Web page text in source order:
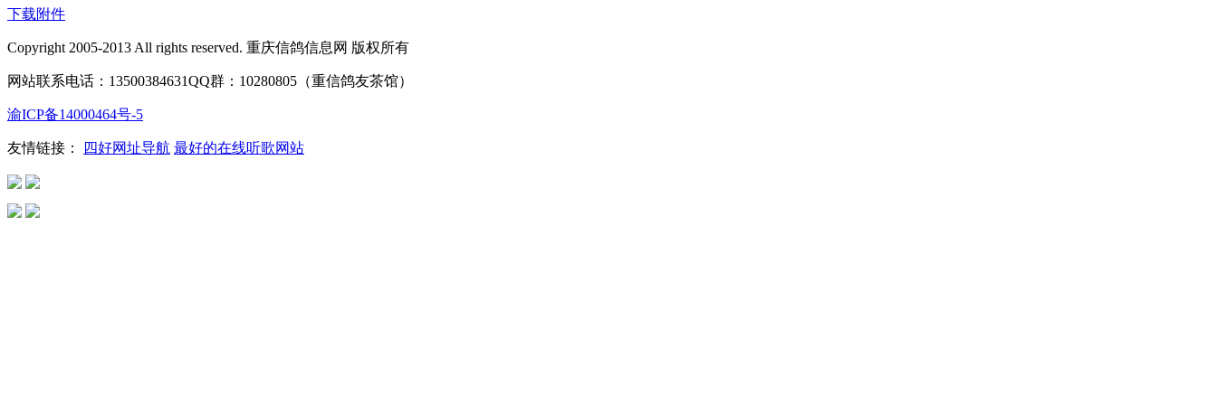
下载附件
Copyright 2005-2013 All rights reserved. 重庆信鸽信息网 版权所有
网站联系电话：13500384631QQ群：10280805（重信鸽友茶馆）
渝ICP备14000464号-5
友情链接： 四好网址导航 最好的在线听歌网站